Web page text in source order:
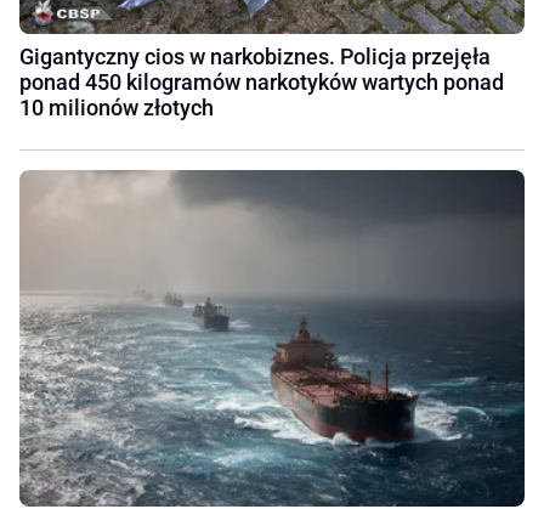
Gigantyczny cios w narkobiznes. Policja przejęła
ponad 450 kilogramów narkotyków wartych ponad
10 milionów złotych